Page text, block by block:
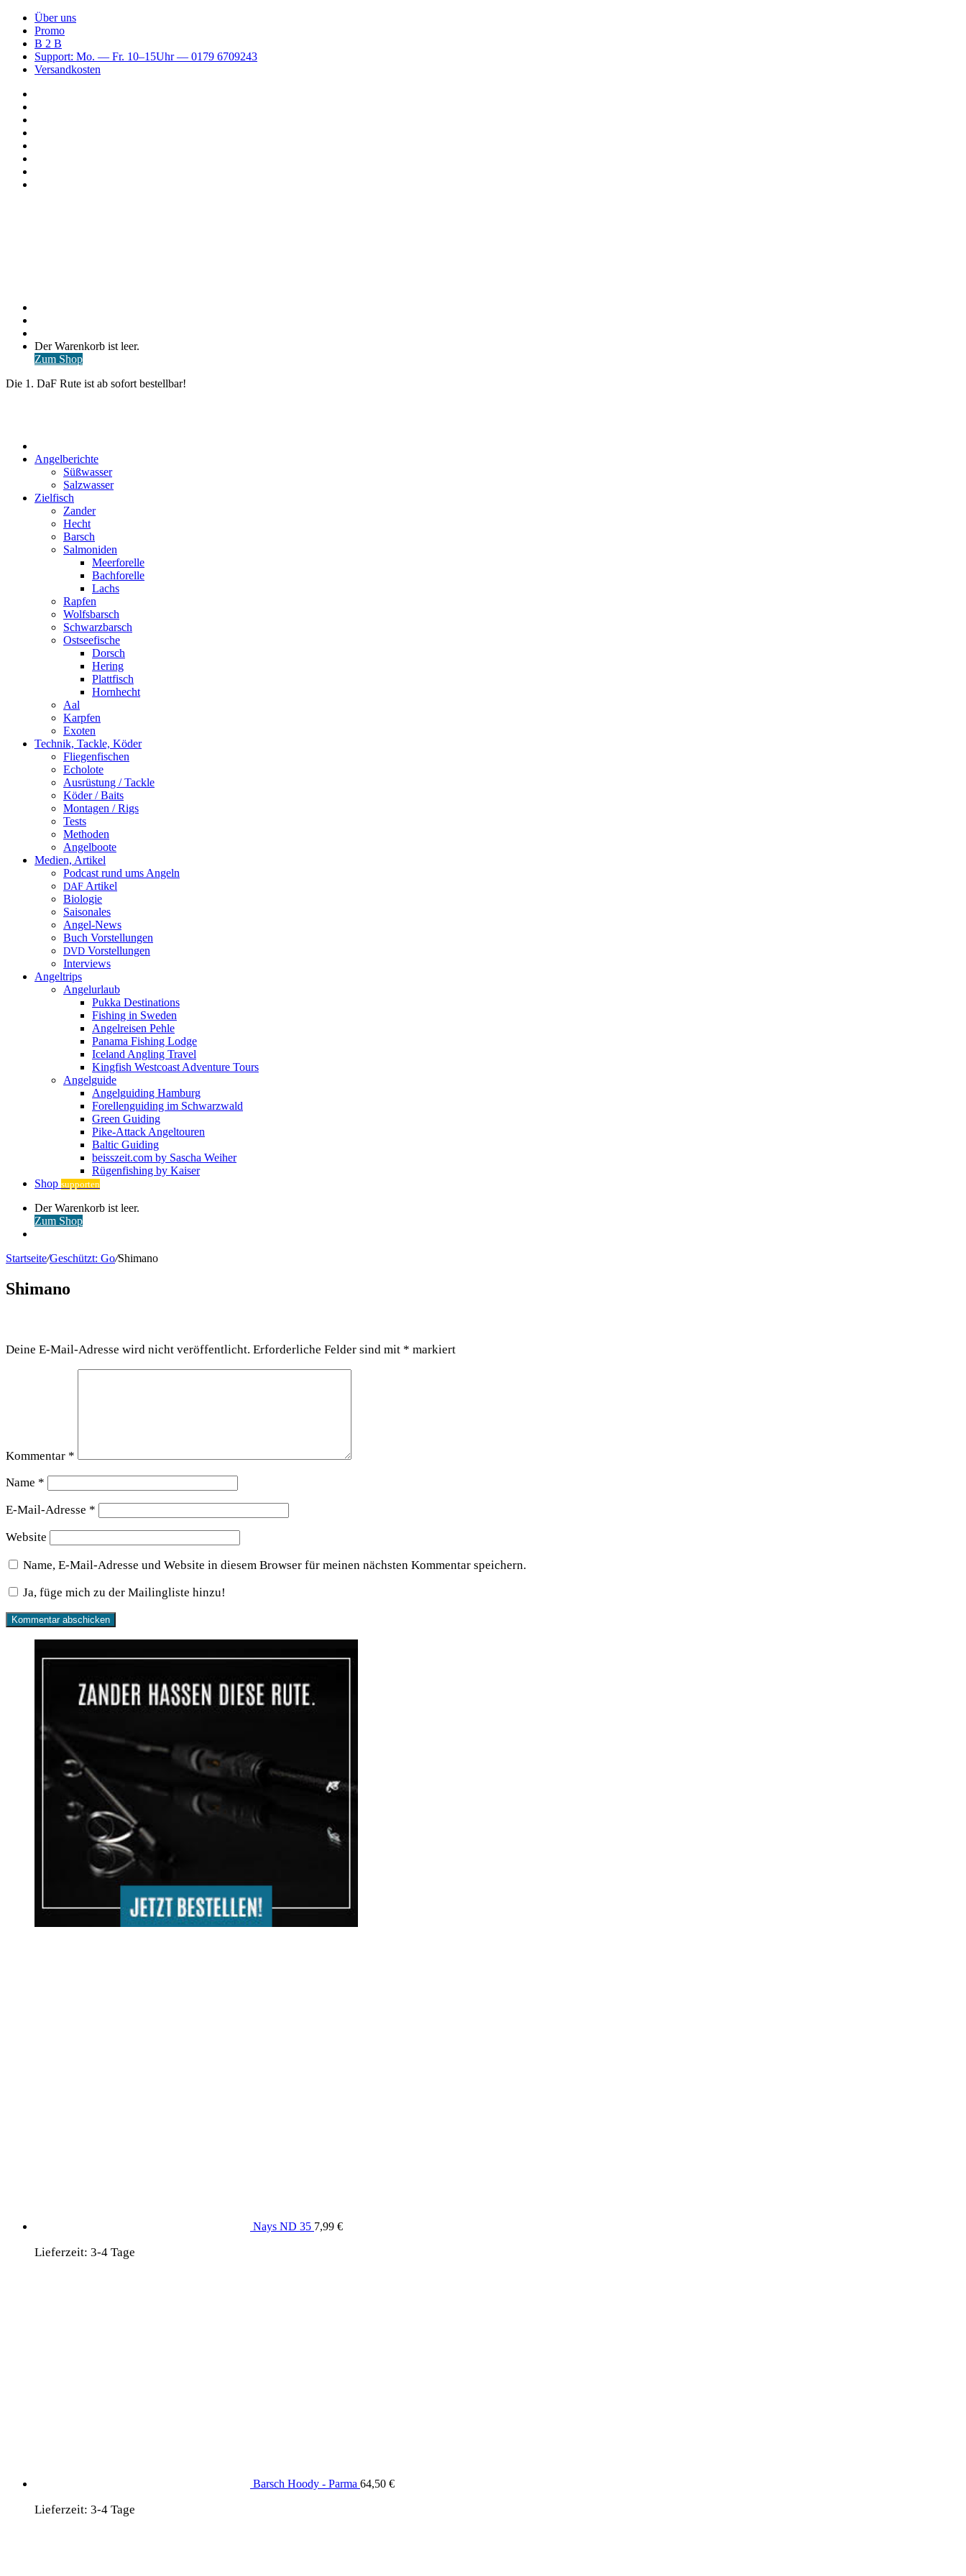
Über uns
Promo
B 2 B
Support: Mo. — Fr. 10–15Uhr — 0179 6709243
Versandkosten
Warenkorb
ansehen
Der Warenkorb ist leer.
Zum Shop
Die 1. DaF Rute ist ab sofort bestellbar!
Angelberichte
Süßwasser
Salzwasser
Zielfisch
Zander
Hecht
Barsch
Salmoniden
Meerforelle
Bachforelle
Lachs
Rapfen
Wolfsbarsch
Schwarzbarsch
Ostseefische
Dorsch
Hering
Plattfisch
Hornhecht
Aal
Karpfen
Exoten
Technik, Tackle, Köder
Fliegenfischen
Echolote
Ausrüstung / Tackle
Köder / Baits
Montagen / Rigs
Tests
Methoden
Angelboote
Medien, Artikel
Podcast rund ums Angeln
DAF Artikel
Biologie
Saisonales
Angel-News
Buch Vorstellungen
DVD Vorstellungen
Interviews
Angeltrips
Angelurlaub
Pukka Destinations
Fishing in Sweden
Angelreisen Pehle
Panama Fishing Lodge
Iceland Angling Travel
Kingfish Westcoast Adventure Tours
Angelguide
Angelguiding Hamburg
Forellenguiding im Schwarzwald
Green Guiding
Pike-Attack Angeltouren
Baltic Guiding
beisszeit.com by Sascha Weiher
Rügenfishing by Kaiser
Shop supporten
Warenkorb
ansehen
Der Warenkorb ist leer.
Zum Shop
Startseite/Geschützt: Go/Shimano
Shimano
Deine E-Mail-Adresse wird nicht veröffentlicht. Erforderliche Felder sind mit * markiert
Kommentar *
Name *
E-Mail-Adresse *
Website
Name, E-Mail-Adresse und Website in diesem Browser für meinen nächsten Kommentar speichern.
Ja, füge mich zu der Mailingliste hinzu!
Nays ND 35 7,99 €
Lieferzeit: 3-4 Tage
Barsch Hoody - Parma 64,50 €
Lieferzeit: 3-4 Tage